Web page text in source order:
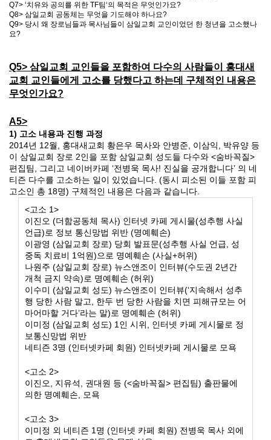
Q7> ‘치유와 공의를 위한 TF팀‘의 목적은 무엇인가요?
Q8> 삼일교회 공동체는 무엇을 기도해야 하나요?
Q9> 당시 왜 장로님들과 목사님들이 삼일교회 교인이었던 한 청년을 고소했나
요?
Q5> 삼일교회 교인들을 포함하여 다수의 사람들이 홍대새
교회 교인들에게 고소를 당했다고 하는데 구체적인 내용은
무엇인가요?
A5>
1) 고소 내용과 진행 과정
2014년 12월 홍대새교회 황은우 목사와 안병준 이삼익
박유양 등
이 삼일교회 장로 2인을 포함 삼일교회 성도들 다수와 <숨바꼭질>
편집팀
그리고 네이버카페 ‘전병욱 목사! 진실을 공개합니다’ 의 네
티즌 다수를 고소하는 일이 있었습니다 . (동시 피소된 이들 포함 피
고소인 총 18명) 구체적인 내용은 다음과 같습니다
<고소 1>
이진오 (더함공동체 목사) 인터넷 카페 게시물(성추행 사실
언급)로 정보 통신망법 위반 (명예훼손)
이광영 (삼일교회 장로) 당회 발표문(성추행 사실 언급
성
중독 치료비 1 억원)으로 명예훼손 (사실+허위)
나원주 (삼일교회 장로) 뉴스앤조이 인터뷰(수도권 2년간
개척 금지 약속)로 명예훼손 (허위)
이수미 (삼일교회 성도) 뉴스앤조이 인터뷰(‘지속해서 성추
행 당한 사람 말고
한두 번 당한 사람을 치면 피해규모는 어
마어마할 거다’라는 말)로 명예훼손 (허위)
이미정 (삼일교회 성도) 1 인 시위
인터넷 카페 게시물로 정
보통신망법 위반
네티즌 3명 (인터넷카페 회원) 인터넷카페 게시물로 모욕
<고소 2>
이진오
지유석 권대원 등 (<숨바꼭질> 편집팀) 출판물에
의한 명예훼손
모욕
<고소 3>
이미정 외 네티즌 1 명 (인터넷 카페 회원) 전병욱 목사 외에